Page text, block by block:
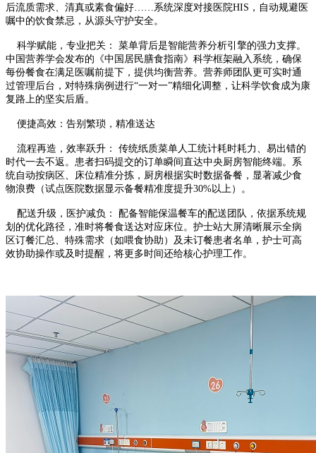
后流质需求、清真或素食偏好……系统深度对接医院HIS，自动规避医
嘱中的饮食禁忌，从源头守护安全。
科学赋能，专业把关： 菜单背后是智能营养分析引擎的强力支撑。
中国营养学会发布的《中国居民膳食指南》科学框架融入系统，确保
每份餐食在满足医嘱前提下，提供均衡营养。营养师团队更可实时通
过管理后台，对特殊病例进行“一对一”精细化调整，让科学饮食成为康
复路上的坚实后盾。
便捷高效：告别繁琐，精准送达
流程再造，效率跃升： 传统纸质菜单人工统计耗时耗力、易出错的
时代一去不返。患者扫码提交的订单瞬间直达中央厨房智能终端。系
统自动按病区、床位精准分拣，厨房根据实时数据备餐，显著减少食
物浪费（试点医院数据显示备餐精准度提升30%以上）。
配送升级，医护减负： 配备智能保温餐车的配送团队，依据系统规
划的优化路径，准时将餐食送达对应床位。护士站大屏清晰展示全病
区订餐汇总、特殊需求（如喂食协助）及未订餐患者名单，护士可高
效协助操作或及时提醒，将更多时间还给核心护理工作。